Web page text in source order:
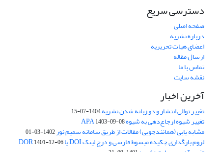
دسترسی سریع
صفحه اصلی
درباره نشریه
اعضای هیات تحریریه
ارسال مقاله
تماس با ما
نقشه سایت
آخرین اخبار
تغییر توالی انتشار و دو زبانه شدن نشریه1404-07-15
تغییر شیوه ارجاع‌دهی به شیوه APA1403-09-08
مشابه یابی (همانندجویی) مقالات از طریق سامانه سمیم نور1402-03-01
لزوم بارگذاری چکیده مبسوط فارسی و درج لینک DOI یا DOR 1401-12-06